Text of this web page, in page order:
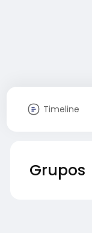
Timeline
Grupos